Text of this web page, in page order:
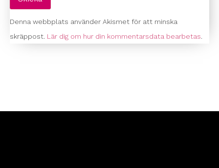
Denna webbplats använder Akismet för att minska
skräppost. Lär dig om hur din kommentarsdata bearbetas.